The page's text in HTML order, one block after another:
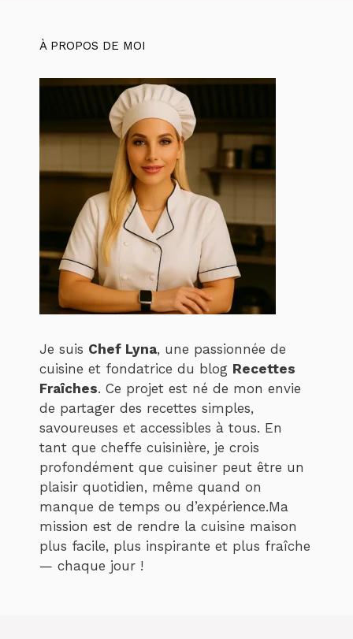
À PROPOS DE MOI
Je suis Chef Lyna, une passionnée de
cuisine et fondatrice du blog Recettes
Fraîches. Ce projet est né de mon envie
de partager des recettes simples,
savoureuses et accessibles à tous. En
tant que cheffe cuisinière, je crois
profondément que cuisiner peut être un
plaisir quotidien, même quand on
manque de temps ou d’expérience.Ma
mission est de rendre la cuisine maison
plus facile, plus inspirante et plus fraîche
— chaque jour !